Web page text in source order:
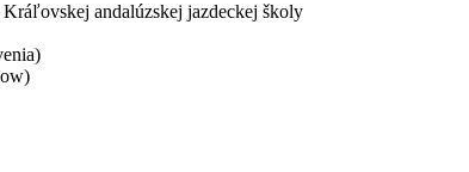
Kráľovskej andalúzskej jazdeckej školy